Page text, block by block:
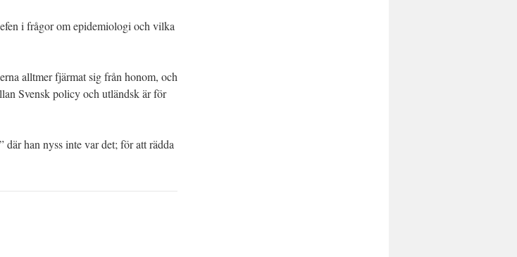
i frågor om epidemiologi och vilka
alltmer fjärmat sig från honom, och
Svensk policy och utländsk är för
han nyss inte var det; för att rädda